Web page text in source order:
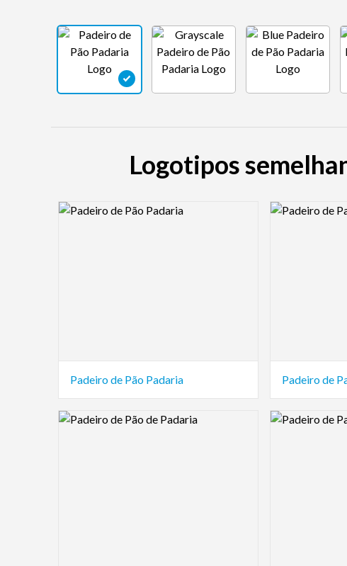
Logotipos
Logo Preview Image
Padeiro de Pão Padaria
Logo Preview
Padeiro de
Logo Preview Image Logo Preview